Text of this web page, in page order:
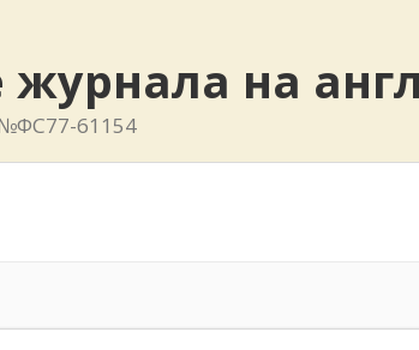
журнала на
61154